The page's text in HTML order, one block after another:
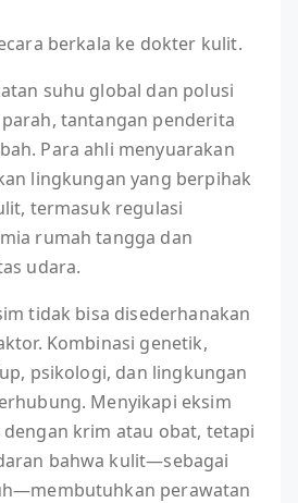
berkala ke dokter kulit.
suhu global dan polusi
tantangan penderita
Para ahli menyuarakan
lingkungan yang berpihak
termasuk regulasi
rumah tangga dan
udara.
tidak bisa disederhanakan
Kombinasi genetik,
psikologi, dan lingkungan
Menyikapi eksim
krim atau obat, tetapi
bahwa kulit—sebagai
perawatan